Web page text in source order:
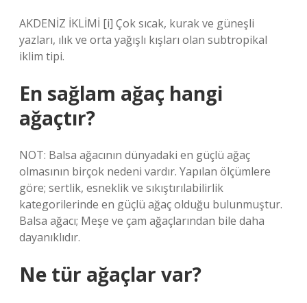
AKDENİZ İKLİMİ [i] Çok sıcak, kurak ve güneşli
yazları, ılık ve orta yağışlı kışları olan subtropikal
iklim tipi.
En sağlam ağaç hangi
ağaçtır?
NOT: Balsa ağacının dünyadaki en güçlü ağaç
olmasının birçok nedeni vardır. Yapılan ölçümlere
göre; sertlik, esneklik ve sıkıştırılabilirlik
kategorilerinde en güçlü ağaç olduğu bulunmuştur.
Balsa ağacı; Meşe ve çam ağaçlarından bile daha
dayanıklıdır.
Ne tür ağaçlar var?